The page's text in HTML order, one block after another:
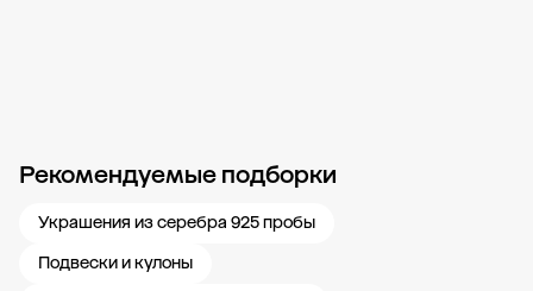
Рекомендуемые подборки
Украшения из серебра 925 пробы
Подвески и кулоны
Новости компании Журнал ЗОЛОТОЙ Блог